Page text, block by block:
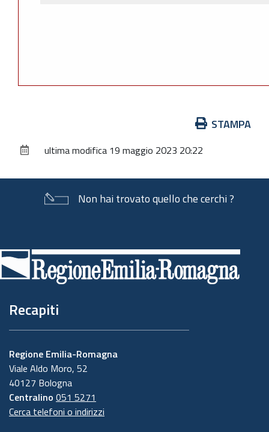
documento
STAMPA
ultima modifica 19 maggio 2023 20:22
Non hai trovato quello che cerchi ?
di
pagina
Recapiti
Regione Emilia-Romagna
Viale Aldo Moro, 52
40127 Bologna
Centralino 051 5271
Cerca telefoni o indirizzi